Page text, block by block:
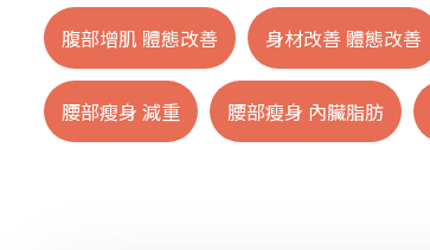
腹部增肌 體態改善 身材改善 體態改善
腰部瘦身 減重 腰部瘦身 內臟脂肪